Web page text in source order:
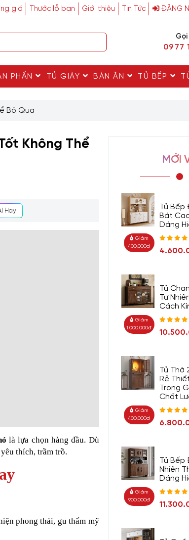
giá Thước lỗ ban Giới thiệu Tin Tức ĐĂNG
0977
PHẤN TỦ GIÀY BÀN ĂN TỦ BẾP
Bỏ Qua
Không Thể
Hay
là lựa chọn hàng đầu. Dù
thích, trầm trồ.
phong thái, gu thẩm mỹ
MỚI
Giảm
400.000đ
Tủ Bếp
Bát
Dáng
Giảm
1.000.000đ
Tủ
Tự
Cách
Giảm
400.000đ
Tủ Thờ
Rẻ
Trọng
Chất
Giảm
900.000đ
Tủ Bếp
Nhiên
Dáng